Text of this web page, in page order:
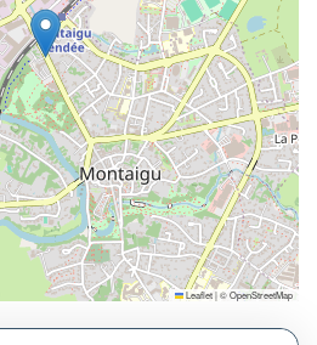
Leaflet|©OpenStreetMap